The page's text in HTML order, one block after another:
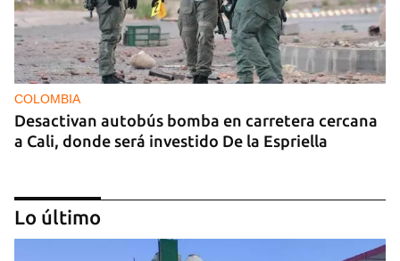
COLOMBIA
Desactivan autobús bomba en carretera cercana
a Cali, donde será investido De la Espriella
Lo último